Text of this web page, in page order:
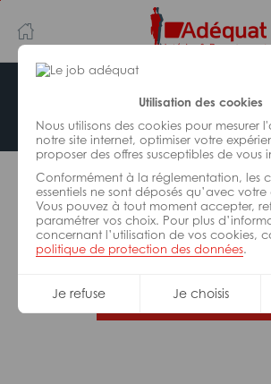
Utilisation des cookies
Nous utilisons des cookies pour mesurer
notre site internet, optimiser votre
proposer des offres susceptibles de vous
Conformément à la réglementation, les
essentiels ne sont déposés qu’avec
Vous pouvez à tout moment accepter,
paramétrer vos choix. Pour plus
concernant l’utilisation de vos cookies,
politique de protection des données.
Je refuse Je choisis
au
contenu
principal
navigation
Offre indisponible
L’offre d’emploi que vous tentez de
plus disponible.
De nombreuses autres missions
correspondre, consultez toutes
Trouvez votre job